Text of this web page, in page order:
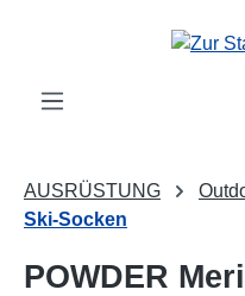
Zum Hauptinhalt springen
AUSRÜSTUNG
Ski-Socken
POWDER